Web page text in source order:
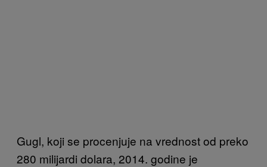
Gugl, koji se procenjuje na vrednost od preko
280 milijardi dolara, 2014. godine je